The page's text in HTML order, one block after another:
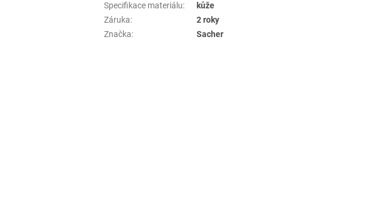
Specifikace materiálu:
kůže
Záruka:
2 roky
Značka: Sacher